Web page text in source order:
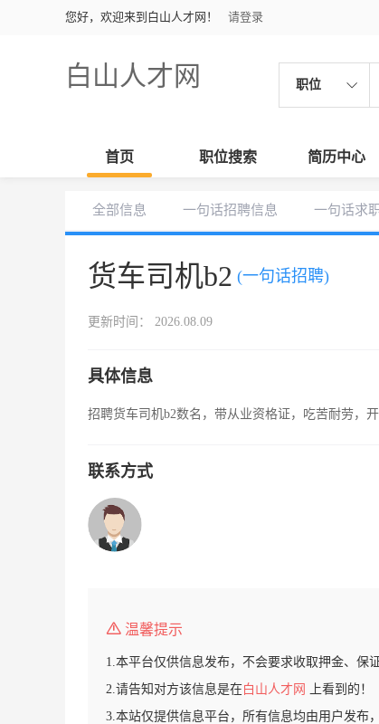
您好，欢迎来到白山人才网！ 请登录
白山人才网 职位
首页 职位搜索 简历中心
全部信息 一句话招聘信息 一句话求
货车司机b2 (一句话招聘)
更新时间： 2026.08.09
具体信息
招聘货车司机b2数名，带从业资格证，吃苦耐劳，
联系方式
温馨提示
1.本平台仅供信息发布，不会要求收取押金、保
2.请告知对方该信息是在白山人才网
上看到的！
3.本站仅提供信息平台，所有信息均由用户发布